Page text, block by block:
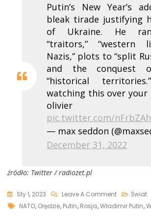
Putin’s New Year’s
bleak tirade justifying
of Ukraine. He
“traitors,” “western
Nazis,” plots to “split
and the conquest of
“historical
watching this over your
olivier
pic.twitter.com/
— max seddon
December 31, 2022
źródło: Twitter / radiozet.pl
Sty 1, 2023 Leave A CommentOn
Putin
Świat
Tags
NATO, Orędzie, Putin, Rosja,Władimir Putin,